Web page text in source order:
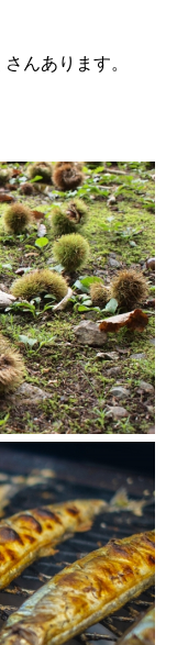
んあります。